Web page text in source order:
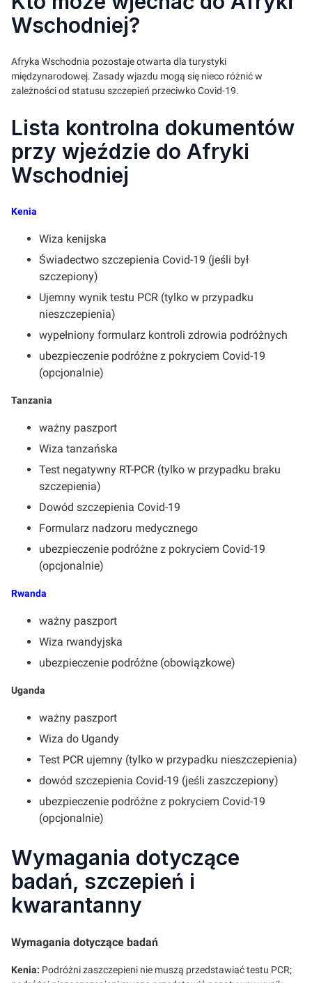
Wschodniej?
Afryka Wschodnia pozostaje otwarta dla turystyki
międzynarodowej. Zasady wjazdu mogą się nieco różnić w
zależności od statusu szczepień przeciwko Covid-19.
Lista kontrolna dokumentów
przy wjeździe do Afryki
Wschodniej
Kenia
Wiza kenijska
Świadectwo szczepienia Covid-19 (jeśli był
szczepiony)
Ujemny wynik testu PCR (tylko w przypadku
nieszczepienia)
wypełniony formularz kontroli zdrowia podróżnych
ubezpieczenie podróżne z pokryciem Covid-19
(opcjonalnie)
Tanzania
ważny paszport
Wiza tanzańska
Test negatywny RT-PCR (tylko w przypadku braku
szczepienia)
Dowód szczepienia Covid-19
Formularz nadzoru medycznego
ubezpieczenie podróżne z pokryciem Covid-19
(opcjonalnie)
Rwanda
ważny paszport
Wiza rwandyjska
ubezpieczenie podróżne (obowiązkowe)
Uganda
ważny paszport
Wiza do Ugandy
Test PCR ujemny (tylko w przypadku nieszczepienia)
dowód szczepienia Covid-19 (jeśli zaszczepiony)
ubezpieczenie podróżne z pokryciem Covid-19
(opcjonalnie)
Wymagania dotyczące
badań, szczepień i
kwarantanny
Wymagania dotyczące badań
Kenia: Podróżni zaszczepieni nie muszą przedstawiać testu PCR;